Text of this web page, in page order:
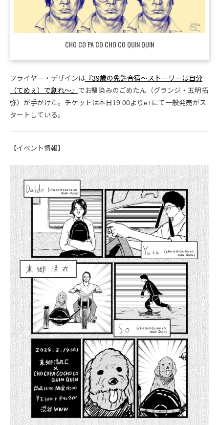
CHO CO PA CO CHO CO QUIN QUIN
フライヤー・デザインは 『39歳の免許合宿〜ストーリーは自分
（てめぇ）で創れ〜』 でお馴染みのごめたん（グランジ・五明拓
弥）が手がけた。チケットは本日19:00よりe+にて一般発売がス
タートしている。
【イベント情報】